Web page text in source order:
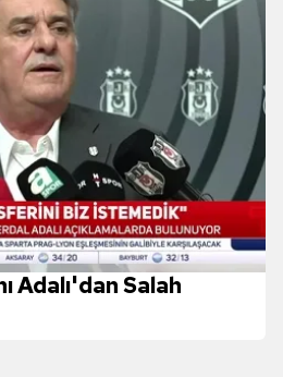
ve sizlere yönelik
yapılması, amaçlarıyla
dahilinde kullanılacaktır.
aşağıda yer alan panel
Çerezlere ilişkin detaylı bilgi
Çerez Bilgilendirme
Korunması Kanunu uyarınca
Metnimizi okumak ve sitemizde
kullanılan çerezlerle ilgili bilgi
Adalı'dan Salah